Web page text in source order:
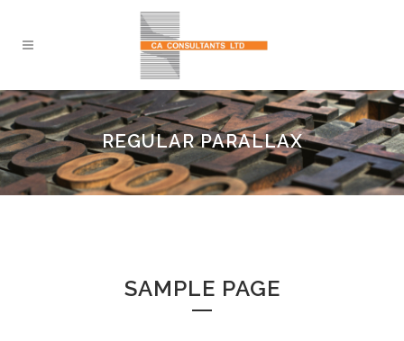
REGULAR PARALLAX
SAMPLE PAGE